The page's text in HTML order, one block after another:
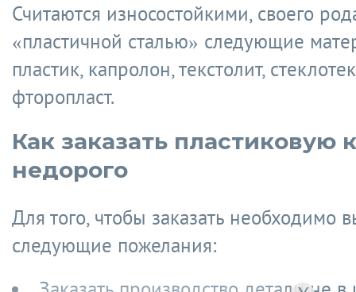
Считаются износостойкими, своего
«пластичной сталью» следующие
пластик, капролон, текстолит,
фторопласт.
Как заказать пластиковую
недорого
Для того, чтобы заказать необходимо
следующие пожелания: